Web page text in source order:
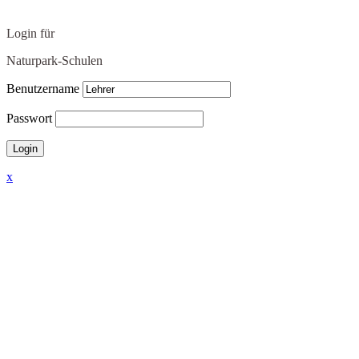
Login für
Naturpark-Schulen
Benutzername
Passwort
x